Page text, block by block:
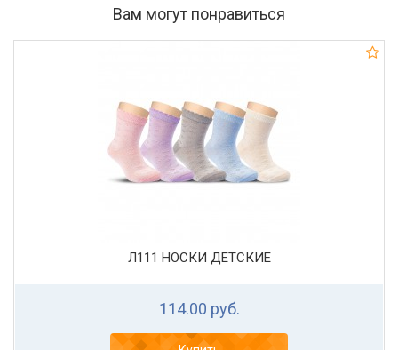
Вам могут понравиться
Л111 НОСКИ ДЕТСКИЕ
114.00 руб.